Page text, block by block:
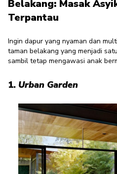
Belakang: Masak
Terpantau
Ingin dapur yang nyaman dan
taman belakang yang menjadi
sambil tetap mengawasi anak
1. Urban Garden